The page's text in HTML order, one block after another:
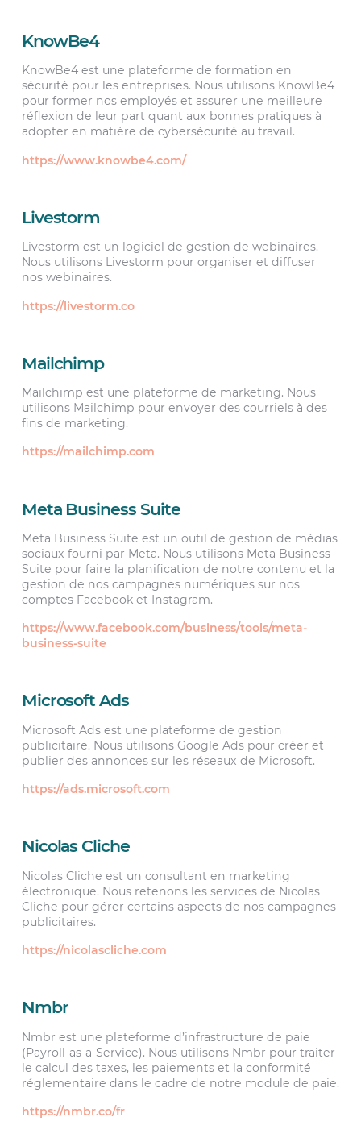
KnowBe4
KnowBe4 est une plateforme de formation en
sécurité pour les entreprises. Nous utilisons KnowBe4
pour former nos employés et assurer une meilleure
réflexion de leur part quant aux bonnes pratiques à
adopter en matière de cybersécurité au travail.
https://www.knowbe4.com/
Livestorm
Livestorm est un logiciel de gestion de webinaires.
Nous utilisons Livestorm pour organiser et diffuser
nos webinaires.
https://livestorm.co
Mailchimp
Mailchimp est une plateforme de marketing. Nous
utilisons Mailchimp pour envoyer des courriels à des
fins de marketing.
https://mailchimp.com
Meta Business Suite
Meta Business Suite est un outil de gestion de médias
sociaux fourni par Meta. Nous utilisons Meta Business
Suite pour faire la planification de notre contenu et la
gestion de nos campagnes numériques sur nos
comptes Facebook et Instagram.
https://www.facebook.com/business/tools/meta-
business-suite
Microsoft Ads
Microsoft Ads est une plateforme de gestion
publicitaire. Nous utilisons Google Ads pour créer et
publier des annonces sur les réseaux de Microsoft.
https://ads.microsoft.com
Nicolas Cliche
Nicolas Cliche est un consultant en marketing
électronique. Nous retenons les services de Nicolas
Cliche pour gérer certains aspects de nos campagnes
publicitaires.
https://nicolascliche.com
Nmbr
Nmbr est une plateforme d’infrastructure de paie
(Payroll-as-a-Service). Nous utilisons Nmbr pour traiter
le calcul des taxes, les paiements et la conformité
réglementaire dans le cadre de notre module de paie.
https://nmbr.co/fr